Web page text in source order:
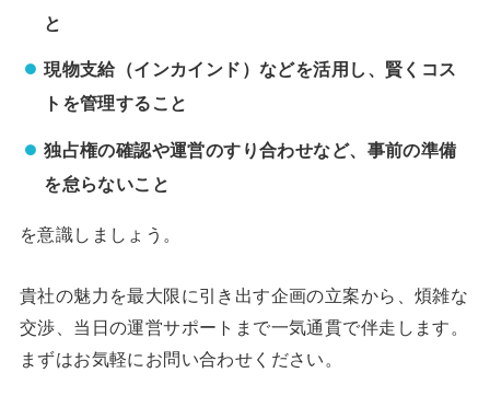
と
現物支給（インカインド）などを活用し、賢くコス
トを管理すること
独占権の確認や運営のすり合わせなど、事前の準備
を怠らないこと
を意識しましょう。
貴社の魅力を最大限に引き出す企画の立案から、煩雑な
交渉、当日の運営サポートまで一気通貫で伴走します。
まずはお気軽にお問い合わせください。